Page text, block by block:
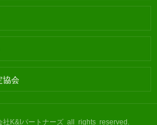
協会
K&Iパートナーズ all rights reserved.